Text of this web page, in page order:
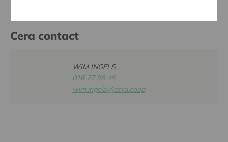
Cera contact
WIM INGELS
016 27 96 46
wim.ingels@cera.coop